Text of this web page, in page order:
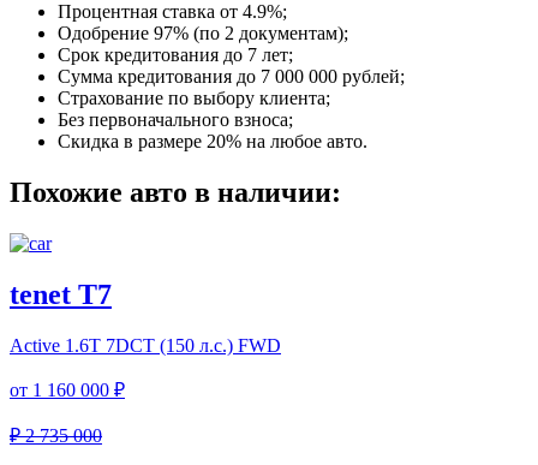
Процентная ставка от 4.9%;
Одобрение 97% (по 2 документам);
Срок кредитования до 7 лет;
Сумма кредитования до 7 000 000 рублей;
Страхование по выбору клиента;
Без первоначального взноса;
Скидка в размере 20% на любое авто.
Похожие авто в наличии:
tenet T7
Active 1.6T 7DCT (150 л.с.) FWD
от 1 160 000 ₽
₽ 2 735 000